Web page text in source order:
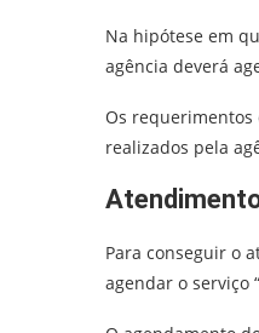
Na hipótese em
agência deverá
Os requerimentos
realizados pela
Para conseguir o
agendar o serviço